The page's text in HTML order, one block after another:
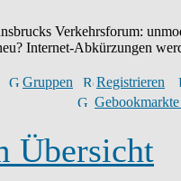
Verkehrsforum:
Internet-Abkürzungen
Gruppen
Registrieren
Übersicht